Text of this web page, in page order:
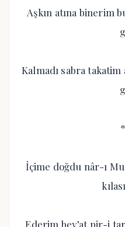
Aşkın atına binerim
Kalmadı sabra takatim
İçime doğdu nâr-ı
Ederim bey’at pir-i